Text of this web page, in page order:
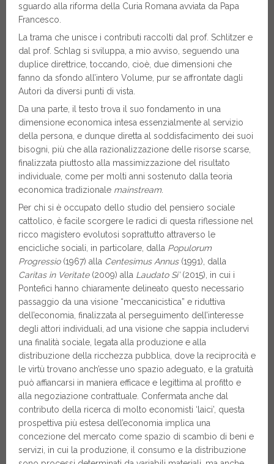
sguardo alla riforma della Curia Romana avviata da Papa
Francesco.
La trama che unisce i contributi raccolti dal prof. Schlitzer e
dal prof. Schlag si sviluppa, a mio avviso, seguendo una
duplice direttrice, toccando, cioè, due dimensioni che
fanno da sfondo all’intero Volume, pur se affrontate dagli
Autori da diversi punti di vista.
Da una parte, il testo trova il suo fondamento in una
dimensione economica intesa essenzialmente al servizio
della persona, e dunque diretta al soddisfacimento dei suoi
bisogni, più che alla razionalizzazione delle risorse scarse,
finalizzata piuttosto alla massimizzazione del risultato
individuale, come per molti anni sostenuto dalla teoria
economica tradizionale mainstream
Per chi si è occupato dello studio del pensiero sociale
cattolico, è facile scorgere le radici di questa riflessione nel
ricco magistero evolutosi soprattutto attraverso le
encicliche sociali, in particolare, dalla Populorum
Progressio(1967) alla Centesimus Annus(1991), dalla
Caritas in Veritate (2009) alla Laudato Si’(2015), in cui i
Pontefici hanno chiaramente delineato questo necessario
passaggio da una visione “meccanicistica” e riduttiva
dell’economia, finalizzata al perseguimento dell’interesse
degli attori individuali, ad una visione che sappia includervi
una finalità sociale, legata alla produzione e alla
distribuzione della ricchezza pubblica, dove la reciprocità e
le virtù trovano anch’esse uno spazio adeguato, e la gratuità
può affiancarsi in maniera efficace e legittima al profitto e
alla negoziazione contrattuale. Confermata anche dal
contributo della ricerca di molto economisti ‘laici’, questa
prospettiva più estesa dell’economia implica una
concezione del mercato come spazio di scambio di beni e
servizi, in cui la produzione, il consumo e la distribuzione